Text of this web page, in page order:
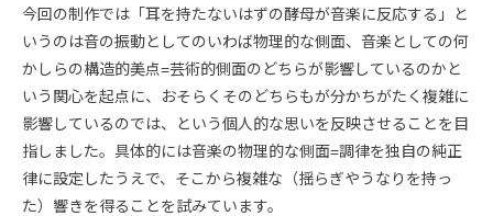
今回の制作では「耳を持たないはずの酵母が音楽に反応する」と
いうのは音の振動としてのいわば物理的な側面、音楽としての何
かしらの構造的美点=芸術的側面のどちらが影響しているのかと
いう関心を起点に、おそらくそのどちらもが分かちがたく複雑に
影響しているのでは、という個人的な思いを反映させることを目
指しました。具体的には音楽の物理的な側面=調律を独自の純正
律に設定したうえで、そこから複雑な（揺らぎやうなりを持っ
た）響きを得ることを試みています。